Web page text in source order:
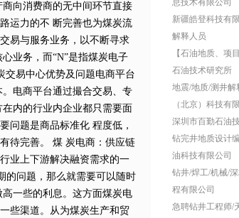
向消费商的无中间环节直接
运力的不 断完善也为煤炭流
易与服务业务，以不断寻求
业务，而“N”是指煤炭电子
交易中心优势及问题电商平台
电商平台通过撮合交易、专
内的行业内企业都只需要面
问题是商品标准化 程度低，
待完善。 煤 炭电商：供应链
业上下游解决融资需求的一
的问题，那么就需要可以随时
一些的利息。这方面煤炭电
些渠道。从为煤炭生产和贸
息技术有限公司
新疆皓登科技有
解释人员
【石油地质、项
石油技术研究所
地震/地质/测井
（北京）科技有
深圳市百勤石油
钻完井地质设计
油科技有限公司
钻井/焊工/机械/
程有限公司
急聘钻井工程师/